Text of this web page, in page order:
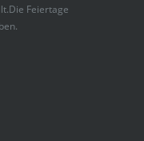
Feiertage